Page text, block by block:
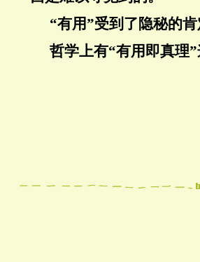
“有用”受到了隐秘的肯
哲学上有“有用即真理